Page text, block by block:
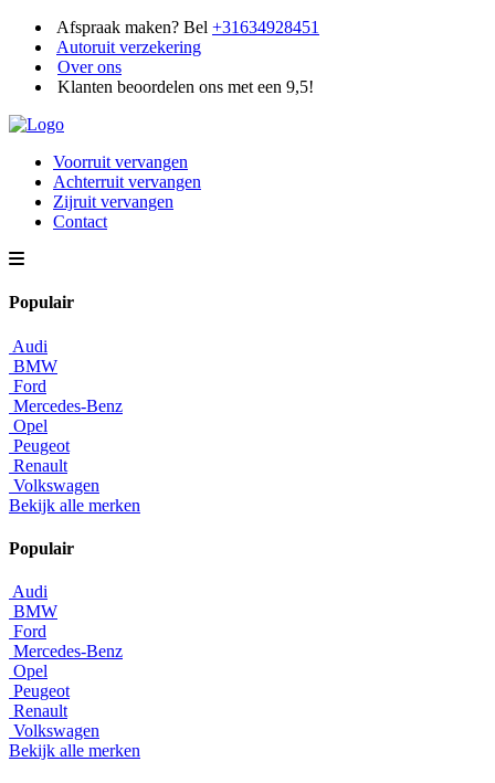
Afspraak maken? Bel +31634928451
Autoruit verzekering
Over ons
Klanten beoordelen ons met een 9,5!
Voorruit vervangen
Achterruit vervangen
Zijruit vervangen
Contact
Populair
Audi
BMW
Ford
Mercedes-Benz
Opel
Peugeot
Renault
Volkswagen
Bekijk alle merken
Populair
Audi
BMW
Ford
Mercedes-Benz
Opel
Peugeot
Renault
Volkswagen
Bekijk alle merken